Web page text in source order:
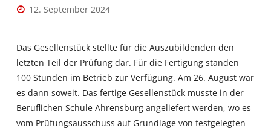
12. September 2024
Das Gesellenstück stellte für die Auszubildenden den
letzten Teil der Prüfung dar. Für die Fertigung standen
100 Stunden im Betrieb zur Verfügung. Am 26. August war
es dann soweit. Das fertige Gesellenstück musste in der
Beruflichen Schule Ahrensburg angeliefert werden, wo es
vom Prüfungsausschuss auf Grundlage von festgelegten